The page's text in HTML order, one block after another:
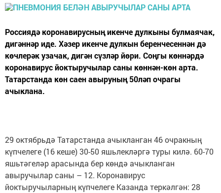
Россиядә коронавирусның икенче дулкыны булмаячак,
дигәннәр иде. Хәзер икенче дулкын беренчесеннән дә
көчлерәк узачак, дигән сүзләр йөри. Соңгы көннәрдә
коронавирус йоктыручылар саны көннән-көн арта.
Татарстанда көн саен авыруның 50ләп очрагы
ачыклана.
29 октябрьдә Татарстанда ачыкланган 46 очракның
күпчелеге (16 кеше) 30-50 яшьлекләргә туры килә. 60-70
яшьтәгеләр арасында бер көндә ачыкланган
авыручылар саны – 12. Коронавирус
йоктыручыларның күпчелеге Казанда теркәлгән: 28